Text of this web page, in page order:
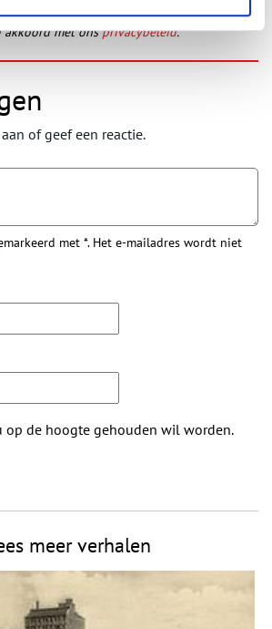
akkoord met onsprivacybeleid.
of geef een reactie.
met *. Het e-mailadres wordt niet
op de hoogte gehouden wil worden.
meer verhalen